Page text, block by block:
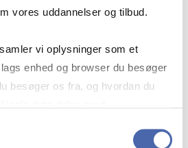
vores uddannelser og tilbud.
vi oplysninger som et
enhed og browser du besøger
besøger os fra, og hvordan du
selv - og kan altid trække
virksomhed?